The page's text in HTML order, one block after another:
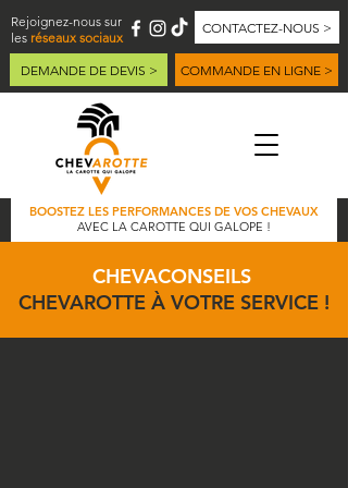
Rejoignez-nous sur
les réseaux sociaux
CONTACTEZ-NOUS >
DEMANDE DE DEVIS > COMMANDE EN LIGNE >
BOOSTEZ LES PERFORMANCES DE VOS CHEVAUX
AVEC LA CAROTTE QUI GALOPE !
CHEVACONSEILS
CHEVAROTTE À VOTRE SERVICE !